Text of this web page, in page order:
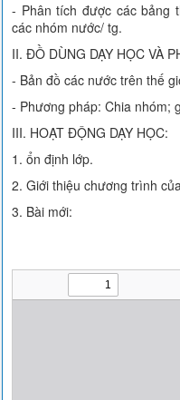
- Phân tích được các bảng
các nhóm nước/ tg.
II. ĐỒ DÙNG DẠY HỌC VÀ
- Bản đồ các nước trên thế
- Phương pháp: Chia nhóm;
III. HOẠT ĐỘNG DẠY HỌC:
1. ổn định lớp.
2. Giới thiệu chương trình
3. Bài mới: